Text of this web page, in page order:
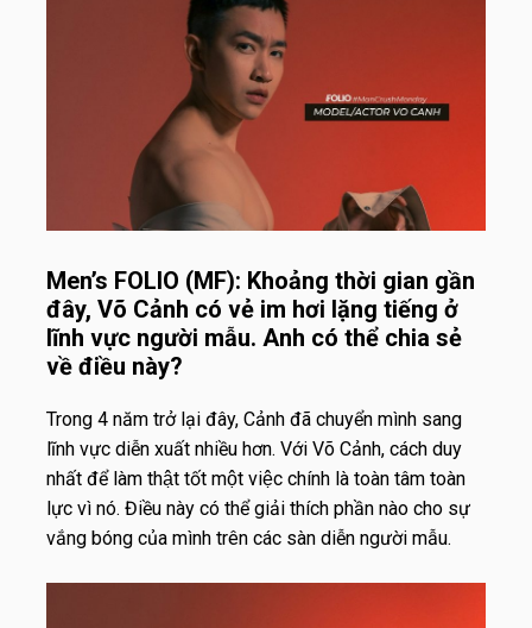
Men’s FOLIO (MF): Khoảng thời gian gần
đây, Võ Cảnh có vẻ im hơi lặng tiếng ở
lĩnh vực người mẫu. Anh có thể chia sẻ
về điều này?
Trong 4 năm trở lại đây, Cảnh đã chuyển mình sang
lĩnh vực diễn xuất nhiều hơn. Với Võ Cảnh, cách duy
nhất để làm thật tốt một việc chính là toàn tâm toàn
lực vì nó. Điều này có thể giải thích phần nào cho sự
vắng bóng của mình trên các sàn diễn người mẫu.